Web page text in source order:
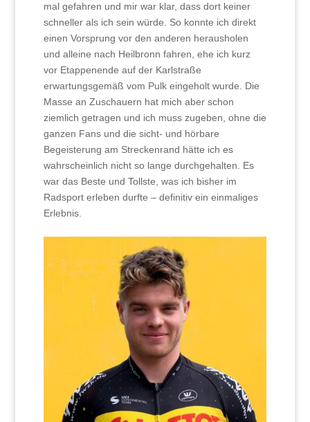
mal gefahren und mir war klar, dass dort keiner
schneller als ich sein würde. So konnte ich direkt
einen Vorsprung vor den anderen herausholen
und alleine nach Heilbronn fahren, ehe ich kurz
vor Etappenende auf der Karlstraße
erwartungsgemäß vom Pulk eingeholt wurde. Die
Masse an Zuschauern hat mich aber schon
ziemlich getragen und ich muss zugeben, ohne die
ganzen Fans und die sicht- und hörbare
Begeisterung am Streckenrand hätte ich es
wahrscheinlich nicht so lange durchgehalten. Es
war das Beste und Tollste, was ich bisher im
Radsport erleben durfte – definitiv ein einmaliges
Erlebnis.